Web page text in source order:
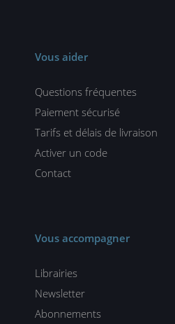
Vous aider
Questions fréquentes
Paiement sécurisé
Tarifs et délais de livraison
Activer un code
Contact
Vous accompagner
Librairies
Newsletter
Abonnements